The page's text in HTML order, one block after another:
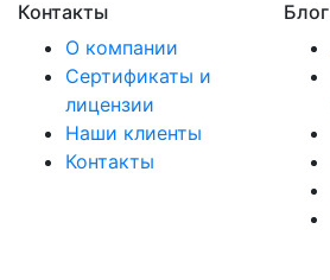
Контакты
О компании
Сертификаты и
лицензии
Наши клиенты
Контакты
Блог